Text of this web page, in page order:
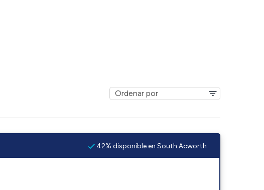
42% disponible en South Acworth